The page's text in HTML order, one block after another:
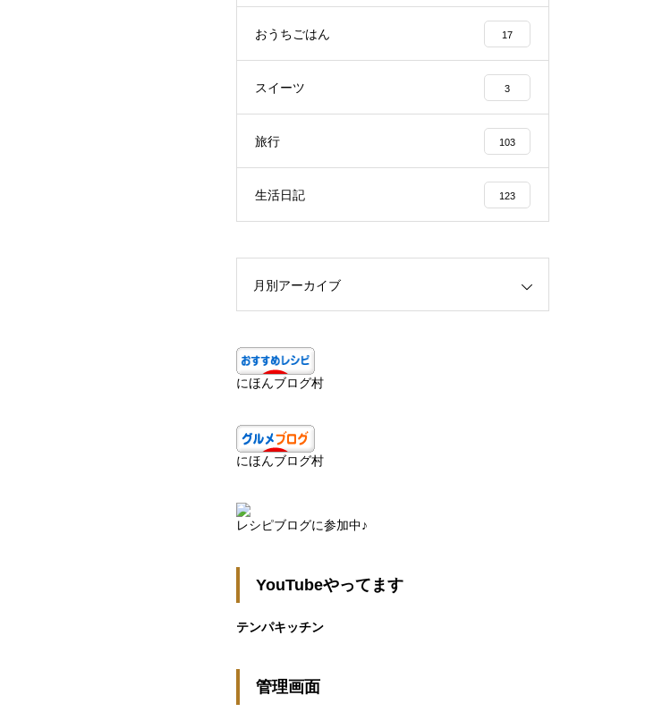
おうちごはん 17
スイーツ 3
旅行 103
生活日記 123
月別アーカイブ
にほんブログ村
にほんブログ村
レシピブログに参加中♪
YouTubeやってます
テンパキッチン
管理画面